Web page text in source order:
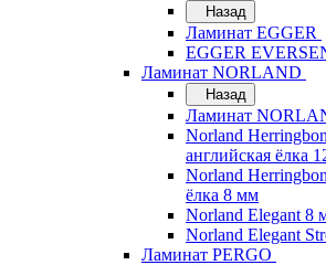
Назад
Ламинат EGGER
EGGER
Ламинат NORLAND
Назад
Ламинат
Norland
английская ёлка
Norland
ёлка 8 мм
Norland Elegant 8
Norland Elegant
Ламинат PERGO